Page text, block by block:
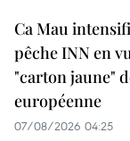
Ca Mau
pêche INN en
"carton jaune"
européenne
07/08/2026 04:25